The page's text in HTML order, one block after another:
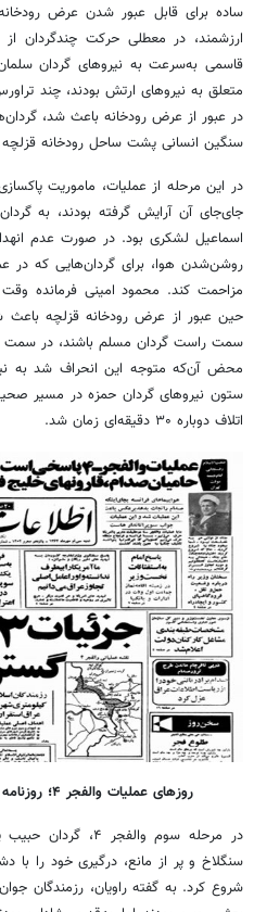
ساده برای قابل عبور شدن عرض
ارزشمند، در معطلی حرکت چندگردان
قاسمی به‌سرعت به نیروهای گردان
متعلق به نیروهای ارتش بودند، چند
در عبور از عرض رودخانه باعث شد،
سنگین انسانی پشت ساحل رودخانه قزلچه
در این مرحله از عملیات، ماموریت
جای‌جای آن آرایش گرفته بودند، به
اسماعیل لشکری بود. در صورت عدم
روشن‌شدن هوا، برای گردان‌هایی که در
مزاحمت کند. محمود امینی فرمانده
حین عبور از عرض رودخانه قزلچه باعث
سمت راست گردان مسلم باشند، در سمت
محض آن‌که متوجه این انحراف شد به
ستون نیروهای گردان حمزه در مسیر
اتلاف دوباره ۳۰ دقیقه‌ای زمان شد.
روزهای عملیات والفجر ۴؛ روزنامه اطلاعات _ شنبه ۳۰ مهر ۱۳۶۲
شروع کرد. به گفته راویان، رزمندگان